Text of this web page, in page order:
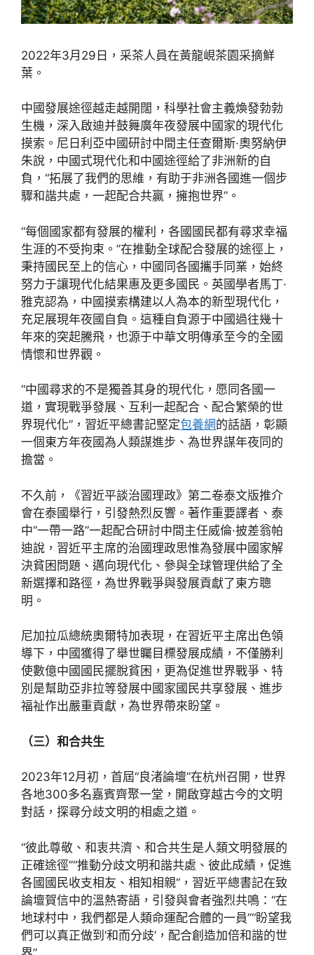
2022年3月29日，采茶人員在黃龍峴茶園采摘鮮
葉。
中國發展途徑越走越開闊，科學社會主義煥發勃勃
生機，深入啟迪并鼓舞廣年夜發展中國家的現代化
摸索。尼日利亞中國研討中間主任查爾斯·奧努納伊
朱說，中國式現代化和中國途徑給了非洲新的自
負，“拓展了我們的思維，有助于非洲各國進一個步
驟和諧共處，一起配合共贏，擁抱世界”。
“每個國家都有發展的權利，各國國民都有尋求幸福
生涯的不受拘束。”在推動全球配合發展的途徑上，
秉持國民至上的信心，中國同各國攜手同業，始終
努力于讓現代化結果惠及更多國民。英國學者馬丁·
雅克認為，中國摸索構建以人為本的新型現代化，
充足展現年夜國自負。這種自負源于中國過往幾十
年來的突起騰飛，也源于中華文明傳承至今的全國
情懷和世界觀。
“中國尋求的不是獨善其身的現代化，愿同各國一
道，實現戰爭發展、互利一起配合、配合繁榮的世
界現代化”，習近平總書記堅定包養網的話語，彰顯
一個東方年夜國為人類謀進步、為世界謀年夜同的
擔當。
不久前，《習近平談治國理政》第二卷泰文版推介
會在泰國舉行，引發熱烈反響。著作重要譯者、泰
中“一帶一路”一起配合研討中間主任威倫·披差翁帕
迪說，習近平主席的治國理政思惟為發展中國家解
決貧困問題、邁向現代化、參與全球管理供給了全
新選擇和路徑，為世界戰爭與發展貢獻了東方聰
明。
尼加拉瓜總統奧爾特加表現，在習近平主席出色領
導下，中國獲得了舉世矚目標發展成績，不僅勝利
使數億中國國民擺脫貧困，更為促進世界戰爭、特
別是幫助亞非拉等發展中國家國民共享發展、進步
福祉作出嚴重貢獻，為世界帶來盼望。
（三）和合共生
2023年12月初，首屆“良渚論壇”在杭州召開，世界
各地300多名嘉賓齊聚一堂，開啟穿越古今的文明
對話，探尋分歧文明的相處之道。
“彼此尊敬、和衷共濟、和合共生是人類文明發展的
正確途徑”“推動分歧文明和諧共處、彼此成績，促進
各國國民收支相友、相知相親”，習近平總書記在致
論壇賀信中的溫熱寄語，引發與會者強烈共鳴：“在
地球村中，我們都是人類命運配合體的一員”“盼望我
們可以真正做到‘和而分歧’，配合創造加倍和諧的世